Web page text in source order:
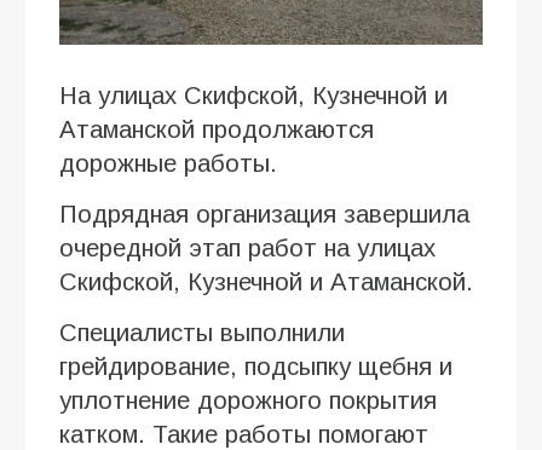
На улицах Скифской, Кузнечной и
Атаманской продолжаются
дорожные работы.
Подрядная организация завершила
очередной этап работ на улицах
Скифской, Кузнечной и Атаманской.
Специалисты выполнили
грейдирование, подсыпку щебня и
уплотнение дорожного покрытия
катком. Такие работы помогают